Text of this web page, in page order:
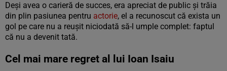
Deși avea o carieră de succes, era apreciat de public și trăia
din plin pasiunea pentru actorie, el a recunoscut că exista un
gol pe care nu a reușit niciodată să-l umple complet: faptul
că nu a devenit tată.
Cel mai mare regret al lui Ioan Isaiu